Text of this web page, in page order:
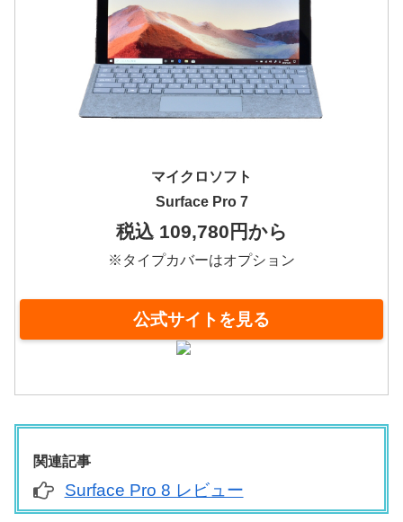
マイクロソフト
Surface Pro 7
税込 109,780円から
※タイプカバーはオプション
公式サイトを見る
関連記事
Surface Pro 8 レビュー